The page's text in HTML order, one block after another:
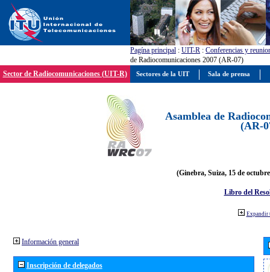
Pagína principal : UIT-R : Conferencias y
de Radiocomunicaciones 2007 (AR-07)
Sector de Radiocomunicaciones (UIT-R)
Asamblea de
(AR-
(Ginebra, Suiza, 15 de
Libro del
Expandir
Información general
Inscripción de delegados
Sectores de la UIT Sala de prensa